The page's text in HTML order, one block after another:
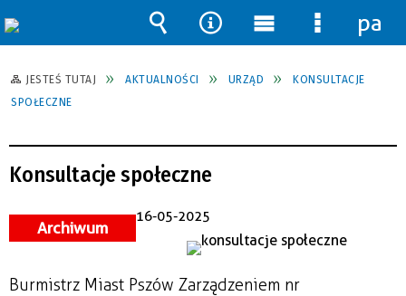
JESTEŚ TUTAJ AKTUALNOŚCI URZĄD
KONSULTACJE
SPOŁECZNE
Konsultacje społeczne
Archiwum
16-05-2025
Burmistrz Miast Pszów Zarządzeniem nr
Wyszukiwarka
Narzędzia
Menu
główne
Menu